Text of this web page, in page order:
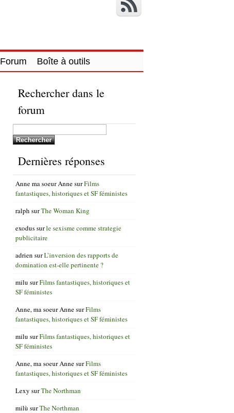
Forum Boîte à outils
Rechercher dans le
forum
Dernières réponses
Anne ma soeur AnnesurFilms
fantastiques, historiques et SF féministes
ralph surThe Woman King
exodussurle sexisme comme strategie
publicitaire
adrien surL’inversion des rapports de
domination est-elle pertinente ?
milu surFilms fantastiques, historiques et
SF féministes
Anne, ma soeur AnnesurFilms
fantastiques, historiques et SF féministes
milu surFilms fantastiques, historiques et
SF féministes
Anne, ma soeur AnnesurFilms
fantastiques, historiques et SF féministes
Lexy surThe Northman
milù surThe Northman